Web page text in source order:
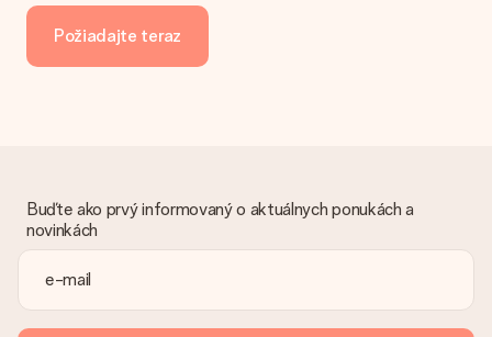
manuálneho prevodu platby, prosím, vezmite do úvahy
dodatočný 3 dni na doručenie Vášho daru.
Je faktúra odoslaná spolu s objednávkou?
S objednávkou nie je odoslaná žiadna faktúra. Faktúru
svojom účte MySurprise. To znamená, že môžete mať dar
doručený priamo príjemcovi, čo z neho robí skutočné
prekvapenie!
Požiadajte teraz
Buďte ako prvý informovaný o aktuálnych ponukách a
novinkách